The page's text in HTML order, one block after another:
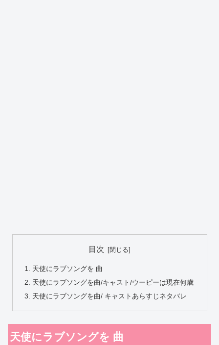
目次
天使にラブソングを 曲
天使にラブソングを曲/キャスト/ウーピーは現在何歳
天使にラブソングを曲/ キャストあらすじネタバレ
天使にラブソングを 曲